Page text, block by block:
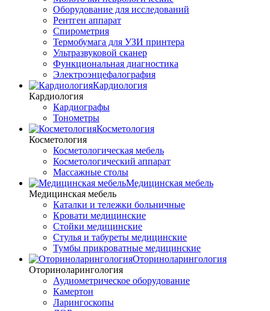
Оборудование для исследований
Рентген аппарат
Спирометрия
Термобумага для УЗИ принтера
Ультразвуковой сканер
Функциональная диагностика
Электроэнцефалография
Кардиология
Кардиология
Кардиографы
Тонометры
Косметология
Косметология
Косметологическая мебель
Косметологический аппарат
Массажные столы
Медицинская мебель
Медицинская мебель
Каталки и тележки больничные
Кровати медицинские
Стойки медицинские
Стулья и табуреты медицинские
Тумбы прикроватные медицинские
Оториноларингология
Оториноларингология
Аудиометрическое оборудование
Камертон
Ларингоскопы